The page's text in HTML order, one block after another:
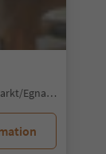
Villa/Vill - Egna/Neumarkt, Neumarkt/Egna, Alto Adige Wine Road